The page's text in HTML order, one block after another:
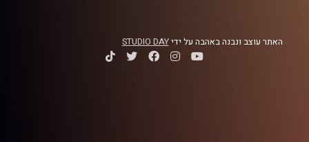
האתר עוצב ונבנה באהבה על ידיSTUDIO DAY